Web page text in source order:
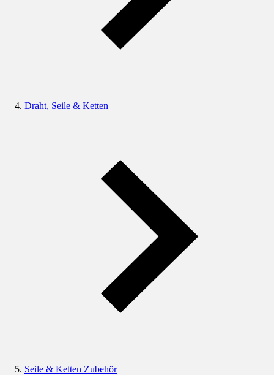
Draht, Seile & Ketten
Seile & Ketten Zubehör